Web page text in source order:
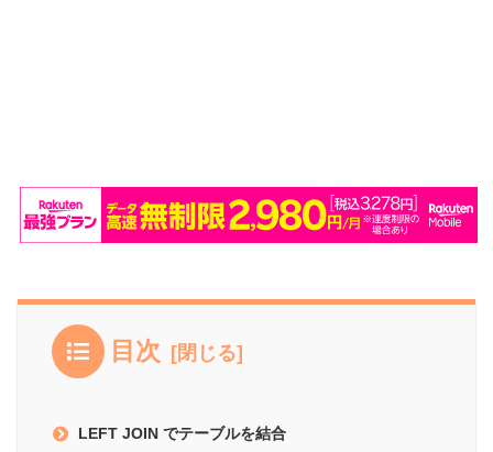
目次
LEFT JOIN でテーブルを結合